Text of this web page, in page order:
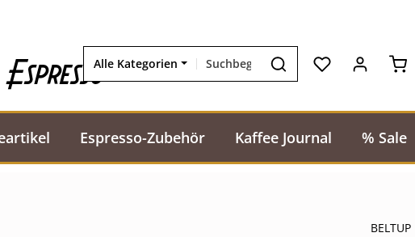
Alle Kategorien
Espresso-Zubehör Kaffee Journal % Sale
BELTUP